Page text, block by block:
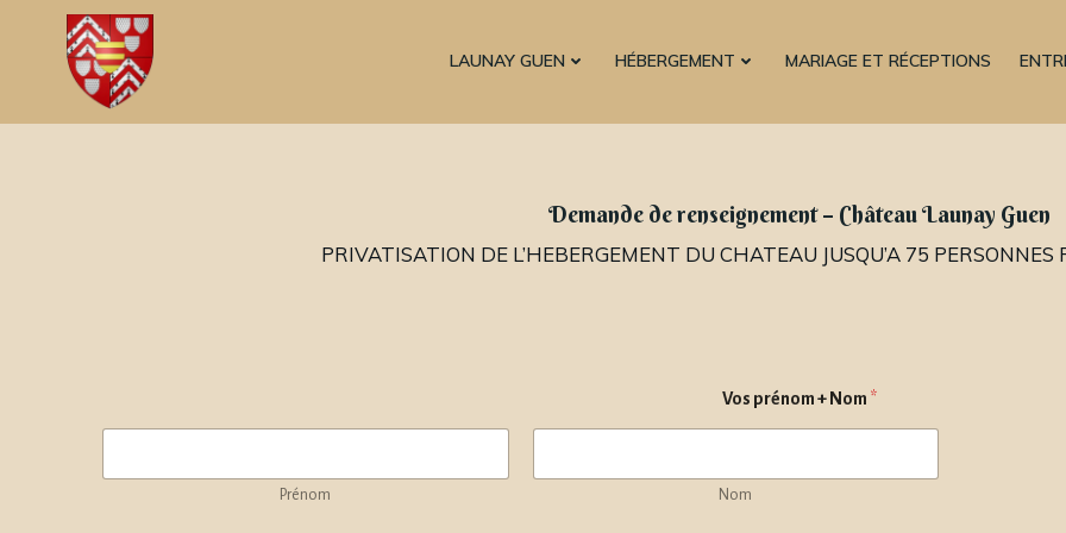
LAUNAY GUEN HÉBERGEMENT MARIAGE ET RÉCEPTIONS
Demande de renseignement – Château Launay Guen
PRIVATISATION DE L’HEBERGEMENT DU CHATEAU JUSQU’A 75
Vos prénom + Nom *
Prénom Nom